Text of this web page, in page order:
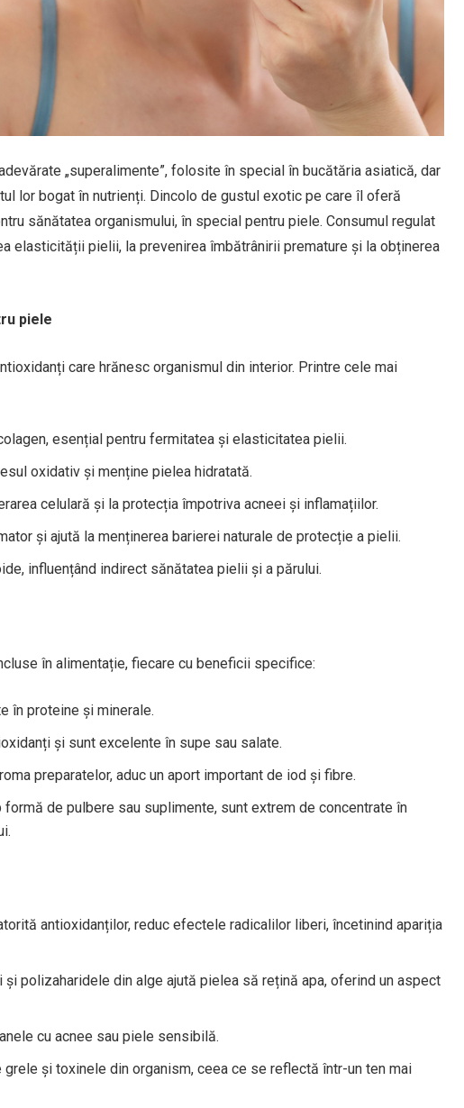
„superalimente”, folosite în special în bucătăria asiatică, dar
lor bogat în nutrienți. Dincolo de gustul exotic pe care îl oferă
sănătatea organismului, în special pentru piele. Consumul regulat
elasticității pielii, la prevenirea îmbătrânirii premature și la obținerea
piele
care hrănesc organismul din interior. Printre cele mai
esențial pentru fermitatea și elasticitatea pielii.
oxidativ și menține pielea hidratată.
celulară și la protecția împotriva acneei și inflamațiilor.
și ajută la menținerea barierei naturale de protecție a pielii.
influențând indirect sănătatea pielii și a părului.
în alimentație, fiecare cu beneficii specifice:
în proteine și minerale.
și sunt excelente în supe sau salate.
preparatelor, aduc un aport important de iod și fibre.
de pulbere sau suplimente, sunt extrem de concentrate în
antioxidanților, reduc efectele radicalilor liberi, încetinind apariția
și polizaharidele din alge ajută pielea să rețină apa, oferind un aspect
cu acnee sau piele sensibilă.
și toxinele din organism, ceea ce se reflectă într-un ten mai